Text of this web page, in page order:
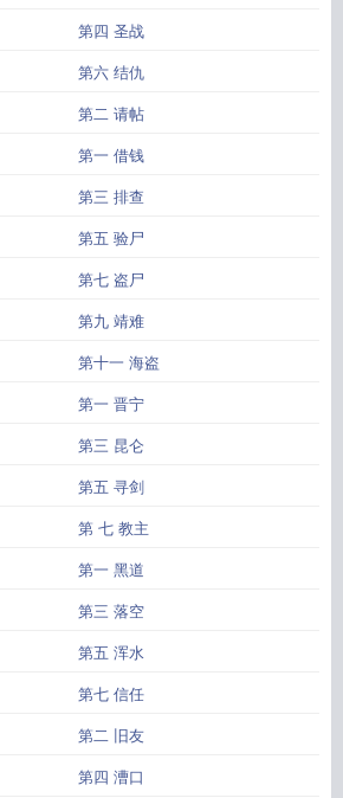
第四 圣战
第六 结仇
第二 请帖
第一 借钱
第三 排查
第五 验尸
第七 盗尸
第九 靖难
第十一 海盗
第一 晋宁
第三 昆仑
第五 寻剑
第 七 教主
第一 黑道
第三 落空
第五 浑水
第七 信任
第二 旧友
第四 漕口